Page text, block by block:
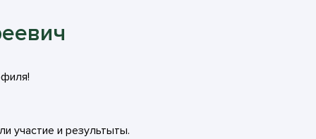
участие и результыты.